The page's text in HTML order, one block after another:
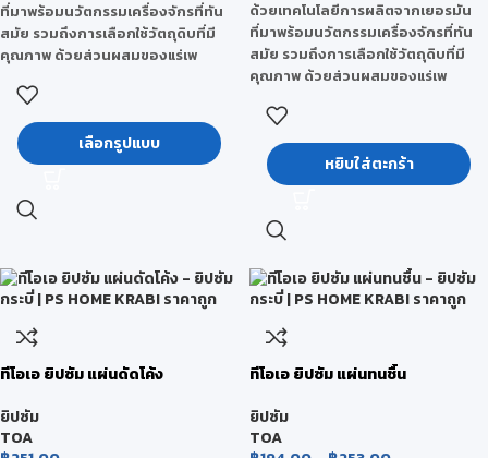
ที่มาพร้อมนวัตกรรมเครื่องจักรที่ทัน
สมัย รวมถึงการเลือกใช้วัตถุดิบที่มี
คุณภาพ ด้วยส่วนผสมของแร่เพ
เรื่องของการดูดซับความชื้น มีความ
ยืดหยุ่นได้ดี เป็นวัสดุทนไฟ และยังเป็น
ฉนวนป้องกันความร้อน จึงทำให้แผ่นที
โอเอ ยิปซัม มีคุณสมบัติที่เหนือโดดเด่น
อย่างดี
เลือกรูปแบบ
ด้วยเทคโนโลยีการผลิตจากเยอรมัน
ที่มาพร้อมนวัตกรรมเครื่องจักรที่ทัน
สมัย รวมถึงการเลือกใช้วัตถุดิบที่มี
คุณภาพ ด้วยส่วนผสมของแร่เพ
เรื่องของการดูดซับความชื้น มีความ
ยืดหยุ่นได้ดี เป็นวัสดุทนไฟ และยังเป็น
ฉนวนป้องกันความร้อน จึงทำให้แผ่นที
โอเอ ยิปซัม มีคุณสมบัติที่เหนือโดดเด่น
อย่างดี
หยิบใส่ตะกร้า
ทีโอเอ ยิปซัม แผ่นดัดโค้ง
ยิปซัม
TOA
ทีโอเอ ยิปซัม แผ่นทนชื้น
ยิปซัม
TOA